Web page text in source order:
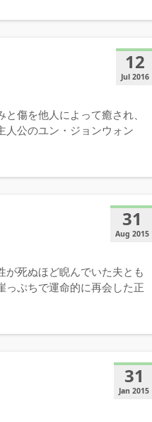
12
Jul 2016
傷を他人によって癒され、
人公のユン・ジョンウォン
31
Aug 2015
が死ぬほど睨んでいた夫とも
っぷちで運命的に再会した正
31
Jan 2015